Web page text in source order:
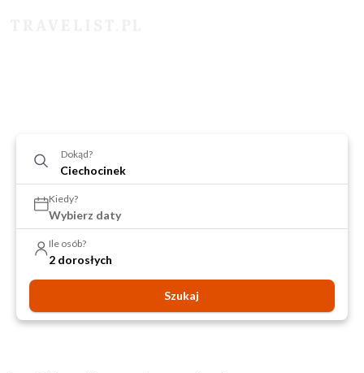
Dokąd?
Kiedy?
Wybierz daty
Ile osób?
2 dorosłych
Szukaj